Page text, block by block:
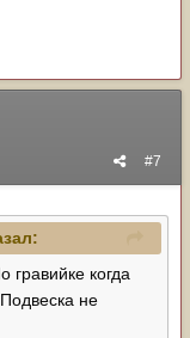
#7
гравийке когда
не